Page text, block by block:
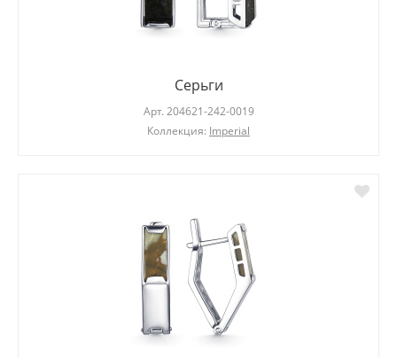
Серьги
Арт. 204621-242-0019
Коллекция: Imperial